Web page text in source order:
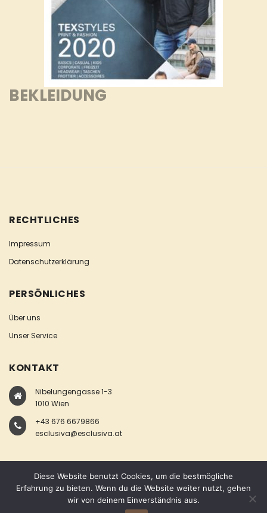
BEKLEIDUNG
RECHTLICHES
Impressum
Datenschutzerklärung
PERSÖNLICHES
Über uns
Unser Service
KONTAKT
Nibelungengasse 1-3
1010 Wien
+43 676 6679866
esclusiva@esclusiva.at
COPYRIGHT © ESCLUSIVA
Diese Website benutzt Cookies, um die bestmögliche
Erfahrung zu bieten. Wenn du die Website weiter nutzt, gehen
wir von deinem Einverständnis aus.